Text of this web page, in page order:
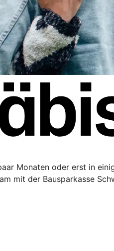
Monaten oder erst in
mit der Bausparkasse